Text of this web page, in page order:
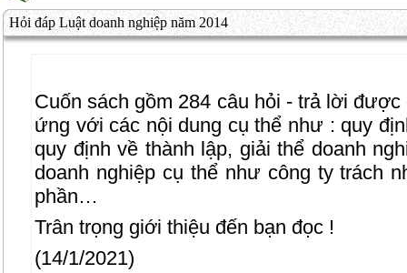
Hỏi đáp Luật doanh nghiệp năm 2014
Cuốn sách gồm 284 câu hỏi - trả lời
ứng với các nội dung cụ thể như : quy
quy định về thành lập, giải thể doanh
doanh nghiệp cụ thể như công ty trách
phần…
Trân trọng giới thiệu đến bạn đọc !
(14/1/2021)